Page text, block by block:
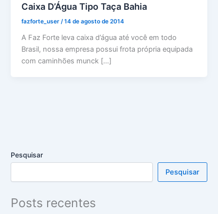
Caixa D’Água Tipo Taça Bahia
fazforte_user /14 de agosto de 2014
A Faz Forte leva caixa d’água até você em todo
Brasil, nossa empresa possui frota própria equipada
com caminhões munck […]
Pesquisar
Pesquisar
Posts recentes